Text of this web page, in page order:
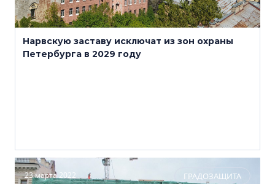
Нарвскую заставу исключат из зон охраны
Петербурга в 2029 году
23 марта 2022 ГРАДОЗАЩИТА